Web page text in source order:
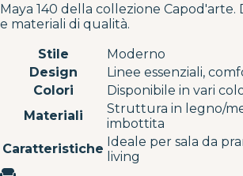
Maya 140 della collezione Capod'arte.
e materiali di qualità.
Stile
Moderno
Design
Linee essenziali,
Colori
Disponibile in vari
Materiali
Struttura in legno/
imbottita
Caratteristiche Ideale per sala da
living